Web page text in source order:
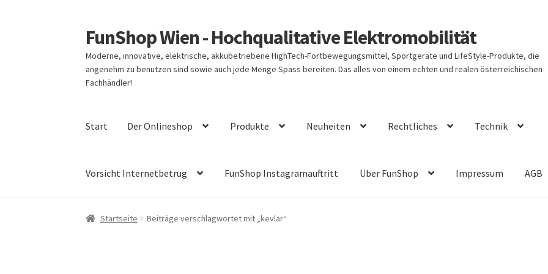
Zur
Navigation
springen
Zum
Inhalt
springen
FunShop Wien - Hochqualitative Elektromobilität
Moderne, innovative, elektrische, akkubetriebene HighTech-Fortbewegungsmittel, Sportgeräte und LifeStyle-Produkte, die
angenehm zu benutzen sind sowie auch jede Menge Spass bereiten. Das alles von einem echten und realen österreichischen
Fachhändler!
Start Der Onlineshop Produkte Neuheiten Rechtliches Technik
Vorsicht Internetbetrug FunShop Instagramauftritt Über FunShop Impressum AGB
Startseite Beiträge verschlagwortet mit „kevlar“